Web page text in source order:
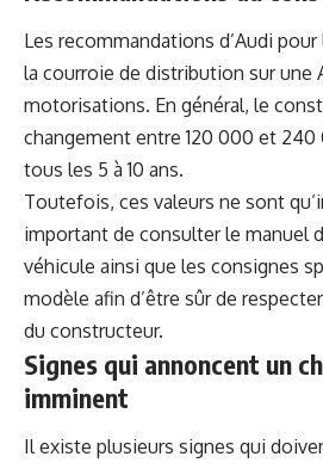
Les recommandations d’Audi
la courroie de distribution sur une
motorisations. En général, le
changement entre 120 000 et
tous les 5 à 10 ans.
Toutefois, ces valeurs ne sont
important de consulter le manuel
véhicule ainsi que les consignes
modèle afin d’être sûr de
du constructeur.
Signes qui annoncent un
imminent
Il existe plusieurs signes qui